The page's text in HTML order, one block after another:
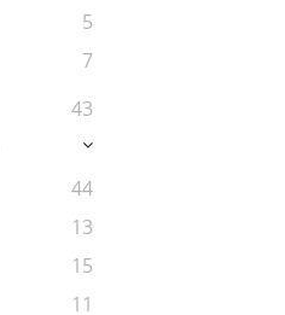
5
7
43
44
13
15
11